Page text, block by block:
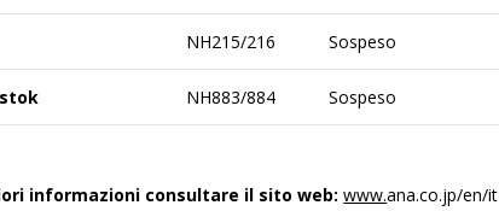
NH215/216 Sospeso
NH883/884 Sospeso
informazioni consultare il sito web: www.ana.co.jp/en/it